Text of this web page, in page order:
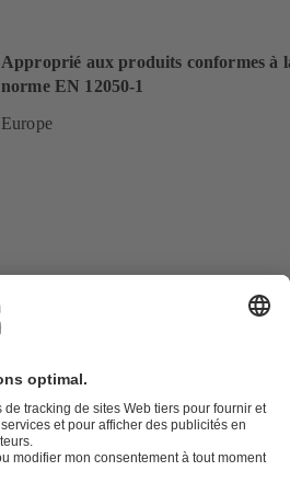
Approprié aux produits conformes à
norme EN 12050-1
Europe